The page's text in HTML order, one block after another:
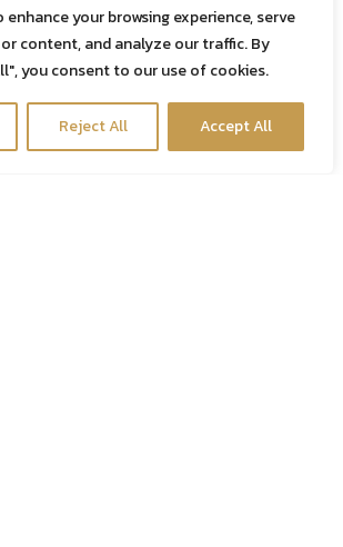
enhance your browsing experience, serve
content, and analyze our traffic. By
you consent to our use of cookies.
Reject All Accept All
พิษ
งลำไส้ใหญ่
บ
Contact us